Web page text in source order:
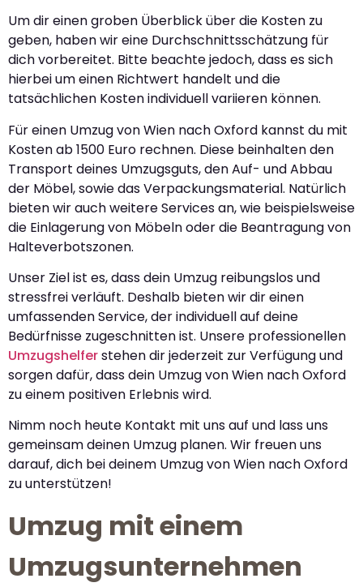
Um dir einen groben Überblick über die Kosten zu
geben, haben wir eine Durchschnittsschätzung für
dich vorbereitet. Bitte beachte jedoch, dass es sich
hierbei um einen Richtwert handelt und die
tatsächlichen Kosten individuell variieren können.
Für einen Umzug von Wien nach Oxford kannst du mit
Kosten ab 1500 Euro rechnen. Diese beinhalten den
Transport deines Umzugsguts, den Auf- und Abbau
der Möbel, sowie das Verpackungsmaterial. Natürlich
bieten wir auch weitere Services an, wie beispielsweise
die Einlagerung von Möbeln oder die Beantragung von
Halteverbotszonen.
Unser Ziel ist es, dass dein Umzug reibungslos und
stressfrei verläuft. Deshalb bieten wir dir einen
umfassenden Service, der individuell auf deine
Bedürfnisse zugeschnitten ist. Unsere professionellen
Umzugshelferstehen dir jederzeit zur Verfügung und
sorgen dafür, dass dein Umzug von Wien nach Oxford
zu einem positiven Erlebnis wird.
Nimm noch heute Kontakt mit uns auf und lass uns
gemeinsam deinen Umzug planen. Wir freuen uns
darauf, dich bei deinem Umzug von Wien nach Oxford
zu unterstützen!
Umzug mit einem
Umzugsunternehmen